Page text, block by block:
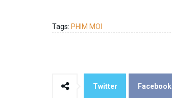
Tags: PHIM MOI
Twitter Facebook